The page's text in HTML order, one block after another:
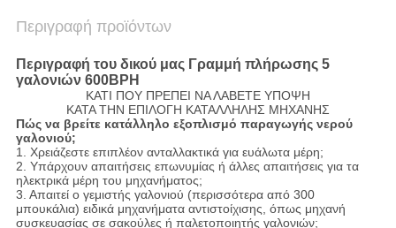
Περιγραφή προϊόντων
Περιγραφή του δικού μας Γραμμή πλήρωσης 5
γαλονιών 600BPH
ΚΑΤΙ ΠΟΥ ΠΡΕΠΕΙ ΝΑ ΛΑΒΕΤΕ ΥΠΟΨΗ
ΚΑΤΑ ΤΗΝ ΕΠΙΛΟΓΗ ΚΑΤΑΛΛΗΛΗΣ ΜΗΧΑΝΗΣ
Πώς να βρείτε κατάλληλο εξοπλισμό παραγωγής νερού
γαλονιού;
1. Χρειάζεστε επιπλέον ανταλλακτικά για ευάλωτα μέρη;
2. Υπάρχουν απαιτήσεις επωνυμίας ή άλλες απαιτήσεις για τα
ηλεκτρικά μέρη του μηχανήματος;
3. Απαιτεί ο γεμιστής γαλονιού (περισσότερα από 300
μπουκάλια) ειδικά μηχανήματα αντιστοίχισης, όπως μηχανή
συσκευασίας σε σακούλες ή παλετοποιητής γαλονιών;